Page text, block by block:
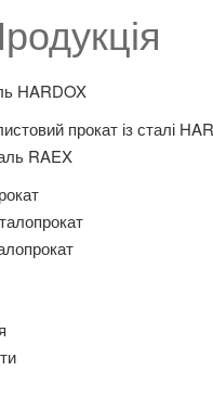
HARDOX
прокат із сталі
RAEX